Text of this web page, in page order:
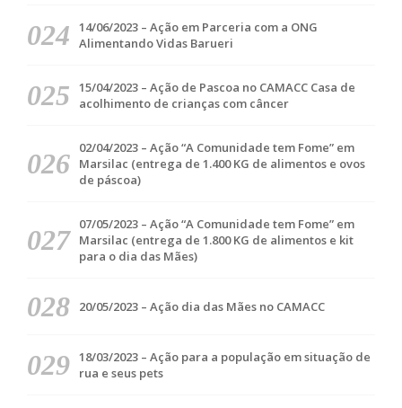
14/06/2023 – Ação em Parceria com a ONG
Alimentando Vidas Barueri
15/04/2023 – Ação de Pascoa no CAMACC Casa de
acolhimento de crianças com câncer
02/04/2023 – Ação “A Comunidade tem Fome” em
Marsilac (entrega de 1.400 KG de alimentos e ovos
de páscoa)
07/05/2023 – Ação “A Comunidade tem Fome” em
Marsilac (entrega de 1.800 KG de alimentos e kit
para o dia das Mães)
20/05/2023 – Ação dia das Mães no CAMACC
18/03/2023 – Ação para a população em situação de
rua e seus pets